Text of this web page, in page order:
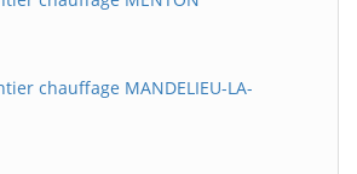
chauffage MANDELIEU-LA-